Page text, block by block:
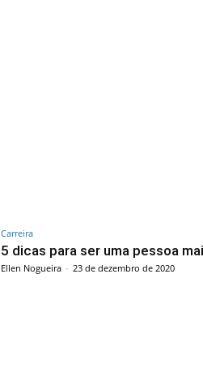
Carreira
5 dicas para ser uma pessoa
Ellen Nogueira - 23 de dezembro de 2020